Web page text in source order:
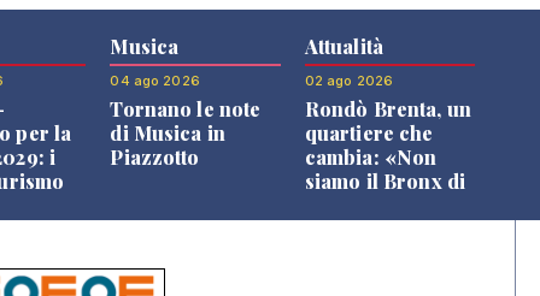
per la
i
Musica
04 ago 2026
Tornano le note
di Musica in
Piazzotto
Attualità
02 ago 2026
Rondò Brenta, un
quartiere che
cambia: «Non
siamo il Bronx di